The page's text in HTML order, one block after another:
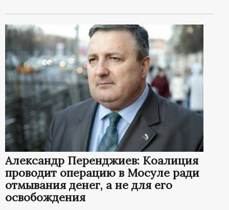
Александр Перенджиев: Коалиция
проводит операцию в Мосуле ради
отмывания денег, а не для его
освобождения